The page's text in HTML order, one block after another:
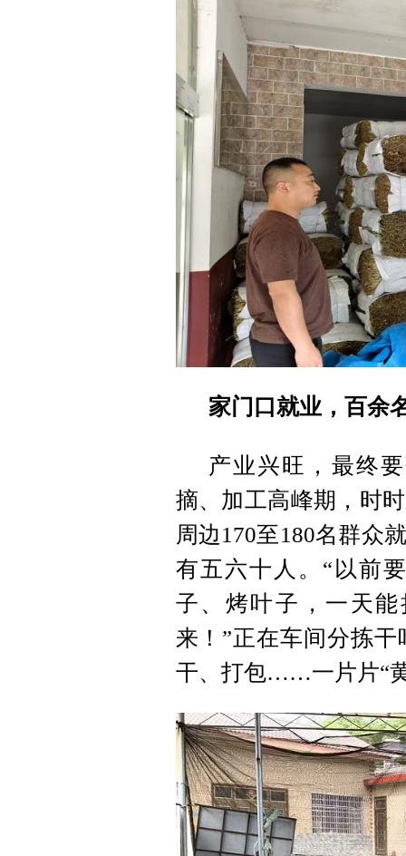
家门口就业，百余
产业兴旺，最终
摘、加工高峰期，时
周边170至180名群众
有五六十人。“以前
子、烤叶子，一天
来！”正在车间分拣
干、打包……一片片“